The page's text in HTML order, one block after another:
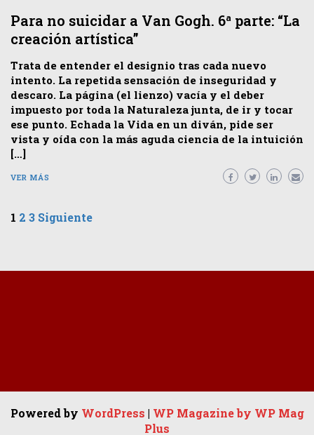
Para no suicidar a Van Gogh. 6ª parte: “La
creación artística”
Trata de entender el designio tras cada nuevo
intento. La repetida sensación de inseguridad y
descaro. La página (el lienzo) vacía y el deber
impuesto por toda la Naturaleza junta, de ir y tocar
ese punto. Echada la Vida en un diván, pide ser
vista y oída con la más aguda ciencia de la intuición
[…]
VER MÁS
Paginación
1 2 3 Siguiente
Powered by WordPress | WP Magazine by WP Mag
Plus